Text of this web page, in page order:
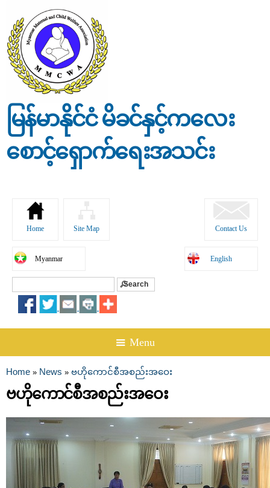
content
မြန်မာနိုင်ငံ မိခင်နှင့်ကလေး
စောင့်ရှောက်ရေးအသင်း
Home Site Map Contact Us
Myanmar English
Search form
☰ Menu
You are here
Home » News » ဗဟိုကောင်စီအစည်းအဝေး
ဗဟိုကောင်စီအစည်းအဝေး